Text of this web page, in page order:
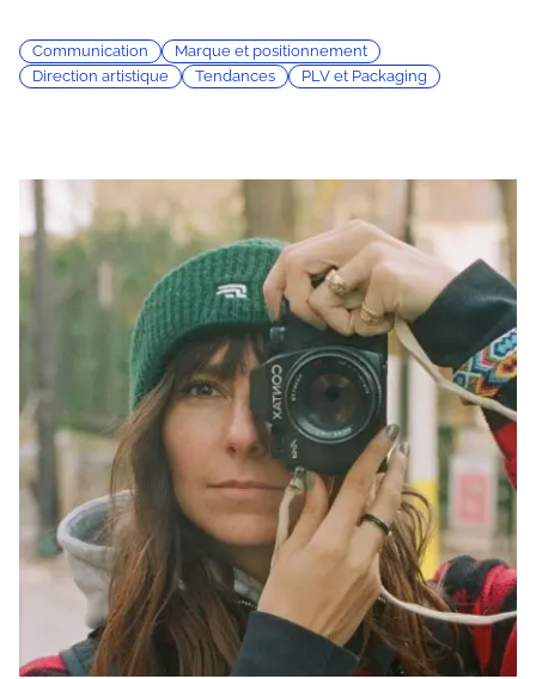
Communication
Marque et positionnement
Direction artistique
Tendances PLV et Packaging